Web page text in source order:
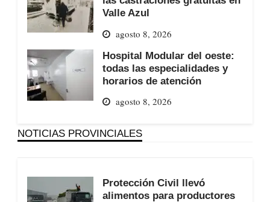
Valle Azul
agosto 8, 2026
Hospital Modular del oeste:
todas las especialidades y
horarios de atención
agosto 8, 2026
NOTICIAS PROVINCIALES
Protección Civil llevó
alimentos para productores